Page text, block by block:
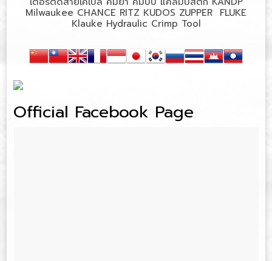
Milwaukee CHANCE RITZ KUDOS ZUPPER FLUKE
Klauke Hydraulic Crimp Tool
Official Facebook Page